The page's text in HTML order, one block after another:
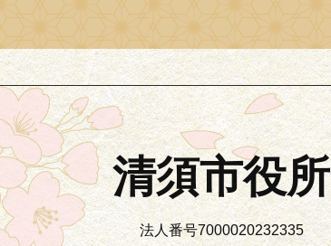
清須市役所
法人番号7000020232335